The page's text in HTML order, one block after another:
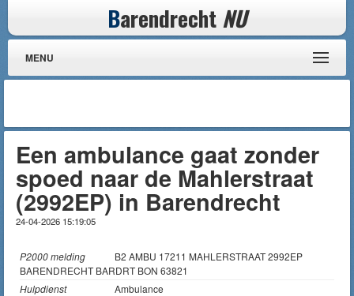
Barendrecht NU
MENU
Een ambulance gaat zonder
spoed naar de Mahlerstraat
(2992EP) in Barendrecht
24-04-2026 15:19:05
P2000 melding
B2 AMBU 17211 MAHLERSTRAAT 2992EP
BARENDRECHT BARDRT BON 63821
Hulpdienst
Ambulance